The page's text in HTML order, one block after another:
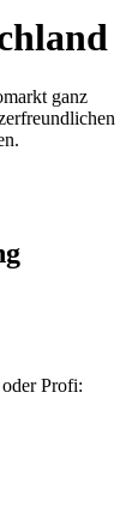
ganz
Profi: